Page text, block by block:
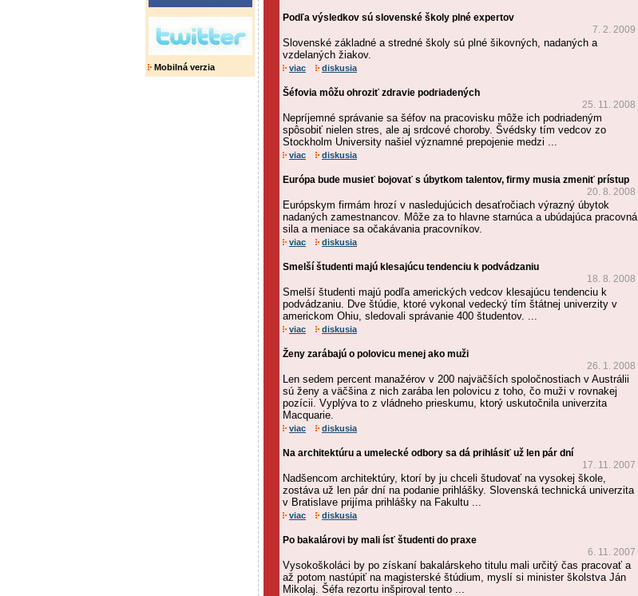
Mobilná verzia
Podľa výsledkov sú slovenské školy plné expertov
7. 2. 2009
Slovenské základné a stredné školy sú plné šikovných, nadaných a
vzdelaných žiakov.
viac diskusia
Šéfovia môžu ohroziť zdravie podriadených
25. 11. 2008
Nepríjemné správanie sa šéfov na pracovisku môže ich podriadeným
spôsobiť nielen stres, ale aj srdcové choroby. Švédsky tím vedcov zo
Stockholm University našiel významné prepojenie medzi ...
viac diskusia
Európa bude musieť bojovať s úbytkom talentov, firmy musia zmeniť prístup
20. 8. 2008
Európskym firmám hrozí v nasledujúcich desaťročiach výrazný úbytok
nadaných zamestnancov. Môže za to hlavne starnúca a ubúdajúca pracovná
sila a meniace sa očakávania pracovníkov.
viac diskusia
Smelší študenti majú klesajúcu tendenciu k podvádzaniu
18. 8. 2008
Smelší študenti majú podľa amerických vedcov klesajúcu tendenciu k
podvádzaniu. Dve štúdie, ktoré vykonal vedecký tím štátnej univerzity v
americkom Ohiu, sledovali správanie 400 študentov. ...
viac diskusia
Ženy zarábajú o polovicu menej ako muži
26. 1. 2008
Len sedem percent manažérov v 200 najväčších spoločnostiach v Austrálii
sú ženy a väčšina z nich zarába len polovicu z toho, čo muži v rovnakej
pozícii. Vyplýva to z vládneho prieskumu, ktorý uskutočnila univerzita
Macquarie.
viac diskusia
Na architektúru a umelecké odbory sa dá prihlásiť už len pár dní
17. 11. 2007
Nadšencom architektúry, ktorí by ju chceli študovať na vysokej škole,
zostáva už len pár dní na podanie prihlášky. Slovenská technická univerzita
v Bratislave prijíma prihlášky na Fakultu ...
viac diskusia
Po bakalárovi by mali ísť študenti do praxe
6. 11. 2007
Vysokoškoláci by po získaní bakalárskeho titulu mali určitý čas pracovať a
až potom nastúpiť na magisterské štúdium, myslí si minister školstva Ján
Mikolaj. Šéfa rezortu inšpiroval tento ...